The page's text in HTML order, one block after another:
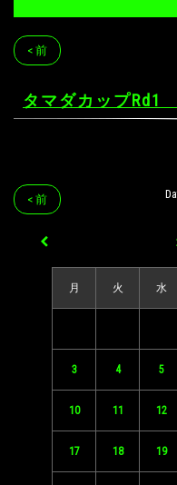
< 前
タマダカップRd1
< 前
月 火 水
3 4 5
10 11 12
17 18 19